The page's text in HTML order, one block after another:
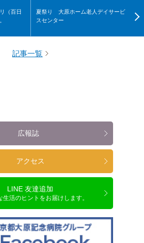
（百日
夏祭り 大原ホーム老人デイサービ
スセンター
記事一覧
広報誌
アクセス
LINE 友達追加
生活のヒントをお届けします。